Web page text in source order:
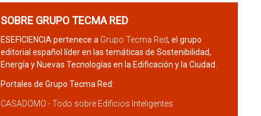
SOBRE GRUPO TECMA RED
ESEFICIENCIA pertenece a Grupo Tecma Red, el grupo
editorial español líder en las temáticas de Sostenibilidad,
Energía y Nuevas Tecnologías en la Edificación y la Ciudad.
Portales de Grupo Tecma Red:
CASADOMO - Todo sobre Edificios Inteligentes